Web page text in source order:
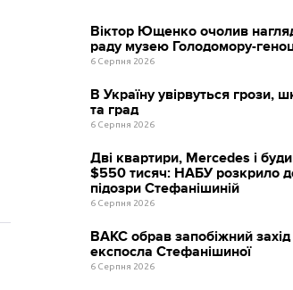
Віктор Ющенко очолив
раду музею Голодомору-
6 Серпня 2026
В Україну увірвуться грози,
та град
6 Серпня 2026
Дві квартири, Mercedes і
$550 тисяч: НАБУ розкрило
підозри Стефанішиній
6 Серпня 2026
ВАКС обрав запобіжний
експосла Стефанішиної
6 Серпня 2026